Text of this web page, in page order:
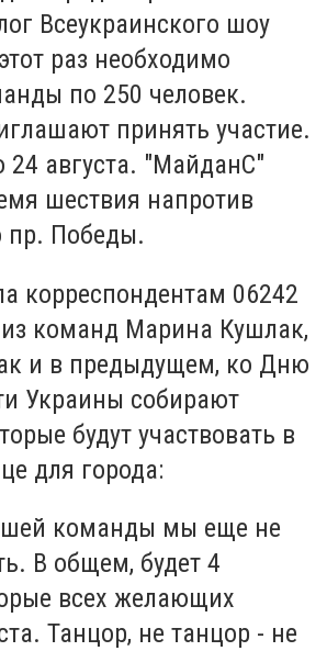
Всеукраинского шоу
раз необходимо
по 250 человек.
принять участие.
24 августа. "МайданС"
шествия напротив
пр. Победы.
корреспондентам 06242
команд Марина Кушлак,
и в предыдущем, ко Дню
Украины собирают
будут участвовать в
для города:
команды мы еще не
В общем, будет 4
всех желающих
Танцор, не танцор - не